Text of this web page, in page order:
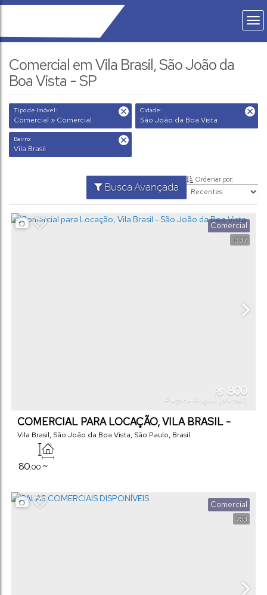
Comercial em Vila Brasil, São João da
Boa Vista - SP
Tipo de Imóvel:
Comercial » Comercial
Cidade:
São João da Boa Vista
Bairro:
Vila Brasil
Busca Avançada
Ordenar por:
1337
Comercial
R$ 800
Preço de Aluguel (Mensal)
COMERCIAL PARA LOCAÇÃO, VILA BRASIL -
SÃO JOÃO DA BOA VISTA
Vila Brasil, São João da Boa Vista, São Paulo, Brasil
80.00 ~
763
Comercial